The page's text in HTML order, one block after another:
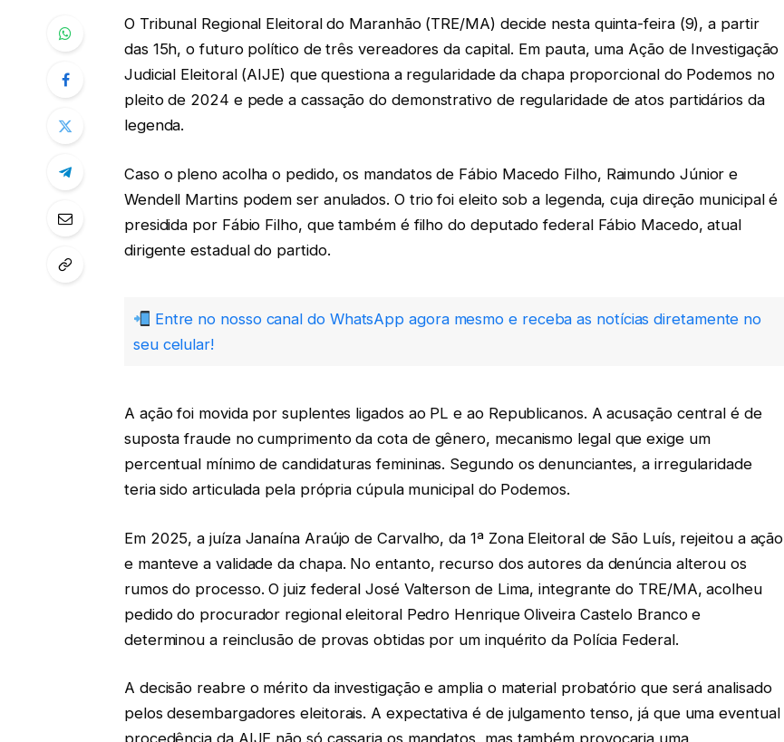
O Tribunal Regional Eleitoral do Maranhão (TRE/MA) decide nesta quinta-feira (9), a partir
das 15h, o futuro político de três vereadores da capital. Em pauta, uma Ação de Investigação
Judicial Eleitoral (AIJE) que questiona a regularidade da chapa proporcional do Podemos no
pleito de 2024 e pede a cassação do demonstrativo de regularidade de atos partidários da
legenda.
Caso o pleno acolha o pedido, os mandatos de Fábio Macedo Filho, Raimundo Júnior e
Wendell Martins podem ser anulados. O trio foi eleito sob a legenda, cuja direção municipal é
presidida por Fábio Filho, que também é filho do deputado federal Fábio Macedo, atual
dirigente estadual do partido.
Entre no nosso canal do WhatsApp agora mesmo e receba as notícias diretamente no
seu celular!
A ação foi movida por suplentes ligados ao PL e ao Republicanos. A acusação central é de
suposta fraude no cumprimento da cota de gênero, mecanismo legal que exige um
percentual mínimo de candidaturas femininas. Segundo os denunciantes, a irregularidade
teria sido articulada pela própria cúpula municipal do Podemos.
Em 2025, a juíza Janaína Araújo de Carvalho, da 1ª Zona Eleitoral de São Luís, rejeitou a ação
e manteve a validade da chapa. No entanto, recurso dos autores da denúncia alterou os
rumos do processo. O juiz federal José Valterson de Lima, integrante do TRE/MA, acolheu
pedido do procurador regional eleitoral Pedro Henrique Oliveira Castelo Branco e
determinou a reinclusão de provas obtidas por um inquérito da Polícia Federal.
A decisão reabre o mérito da investigação e amplia o material probatório que será analisado
pelos desembargadores eleitorais. A expectativa é de julgamento tenso, já que uma eventual